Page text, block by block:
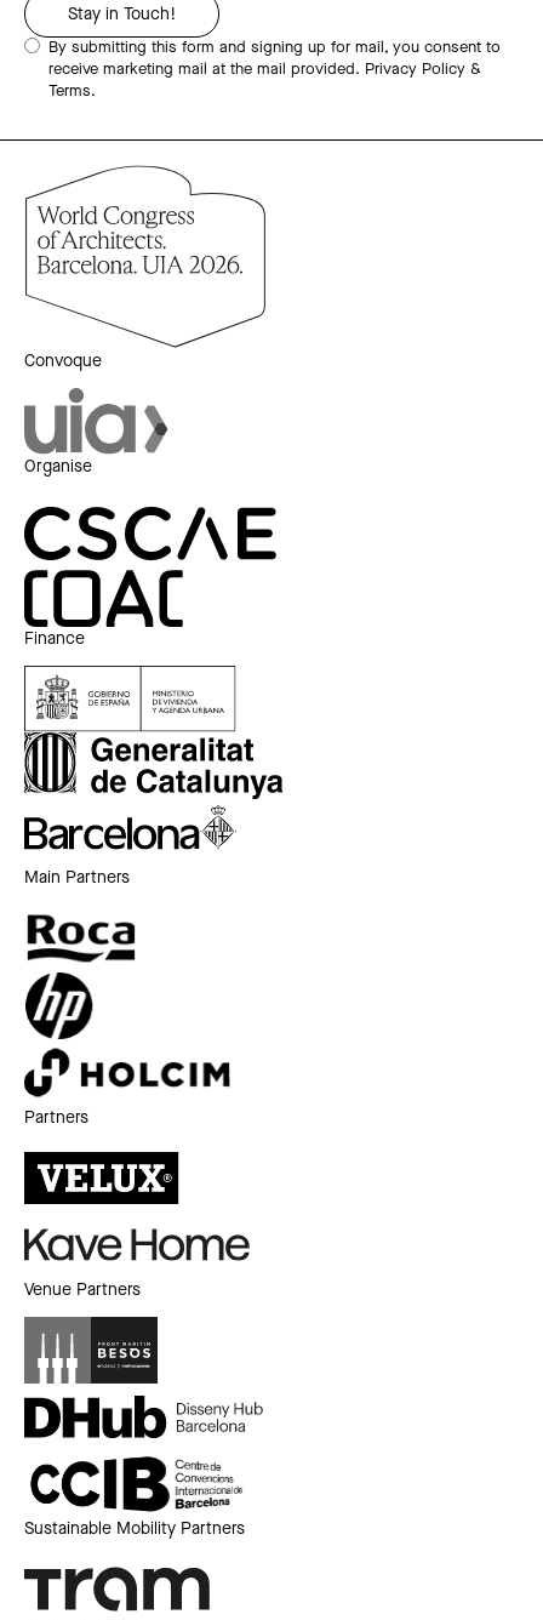
By submitting this form and signing up for mail, you consent to
receive marketing mail at the mail provided. Privacy Policy &
Terms.
Convoque
Organise
Finance
Main Partners
Partners
Venue Partners
Sustainable Mobility Partners